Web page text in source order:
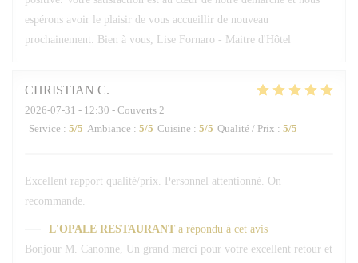
espérons avoir le plaisir de vous accueillir de nouveau
prochainement. Bien à vous, Lise Fornaro - Maitre d'Hôtel
CHRISTIAN C
2026-07-31 - 12:30 - Couverts 2
Service : 5/5 Ambiance : 5/5 Cuisine : 5/5 Qualité / Prix : 5/5
Excellent rapport qualité/prix. Personnel attentionné. On
recommande.
L'OPALE RESTAURANT a répondu à cet avis
Bonjour M. Canonne, Un grand merci pour votre excellent retour et